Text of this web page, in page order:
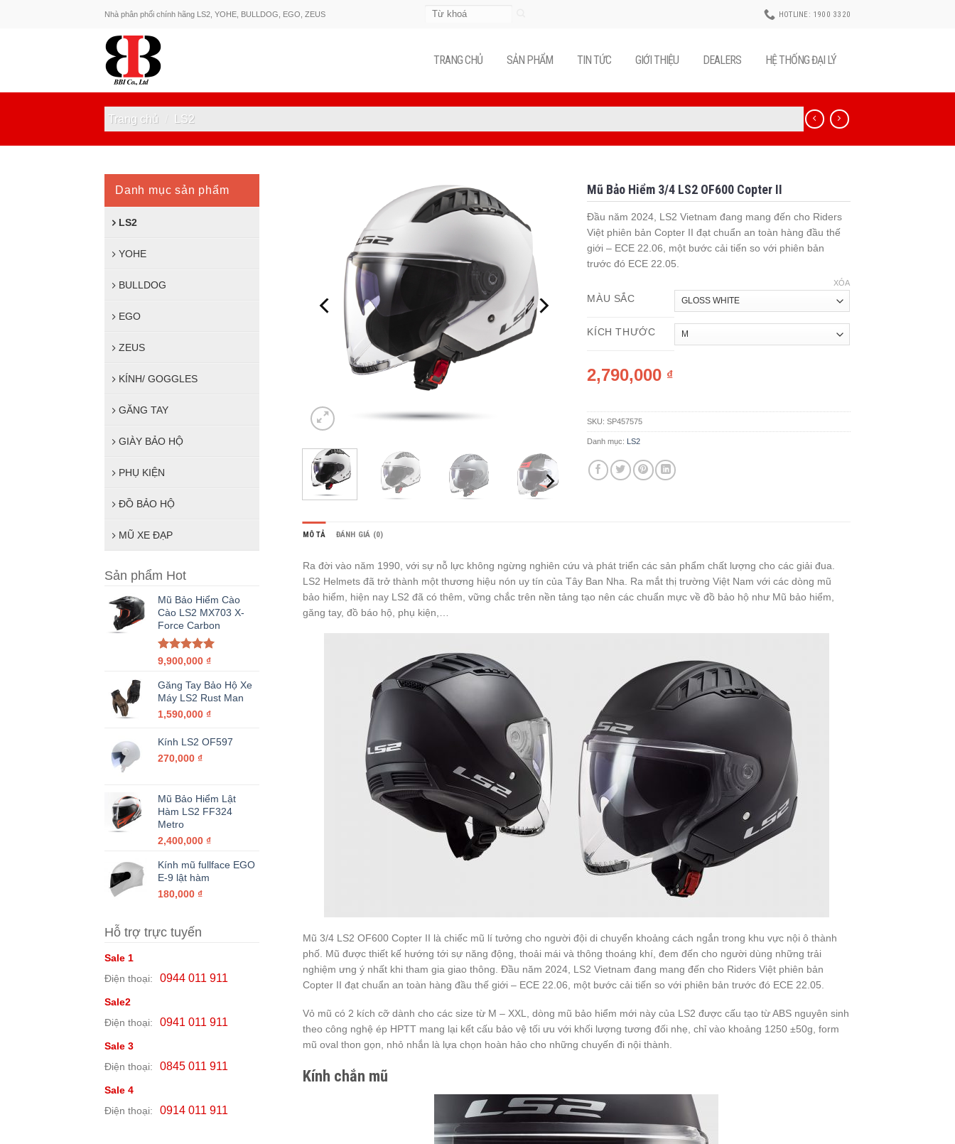
Nhà phân phối chính hãng LS2, YOHE, BULLDOG, EGO, ZEUS
Tìm
HOTLINE: 1900 3320
TRANG CHỦ SẢN PHẨM TIN TỨC GIỚI THIỆU DEALERS HỆ THỐNG ĐẠI LÝ
Trang chủ LS2
Danh mục sản phẩm
LS2
YOHE
BULLDOG
EGO
ZEUS
KÍNH/ GOGGLES
GĂNG TAY
GIÀY BẢO HỘ
PHỤ KIỆN
ĐỒ BẢO HỘ
MŨ XE ĐẠP
Sản phẩm Hot
Mũ Bảo Hiểm Cào
Cào LS2 MX703 X-
Force Carbon
Được xếp
5 sao
9,900,000 ₫
Găng Tay Bảo Hộ Xe
Máy LS2 Rust Man
1,590,000 ₫
Kính LS2 OF597
270,000 ₫
Mũ Bảo Hiểm Lật
Hàm LS2 FF324
Metro
2,400,000 ₫
Kính mũ fullface EGO
E-9 lật hàm
180,000 ₫
Hỗ trợ trực tuyến
Sale 1
Điện thoại:
0944 011 911
Sale2
Điện thoại:
0941 011 911
Sale 3
Điện thoại:
0845 011 911
Sale 4
Điện thoại:
0914 011 911
Mũ Bảo Hiểm 3/4 LS2 OF600 Copter II
Đầu năm 2024, LS2 Vietnam đang mang đến cho Riders
Việt phiên bản Copter II đạt chuẩn an toàn hàng đầu thế
giới – ECE 22.06, một bước cải tiến so với phiên bản
trước đó ECE 22.05.
MÀU SẮC
KÍCH THƯỚC
XÓA
2,790,000 ₫
SKU:SP457575
Danh mục: LS2
MÔ TẢ ĐÁNH GIÁ (0)
Ra đời vào năm 1990, với sự nỗ lực không ngừng nghiên cứu và phát triển các sản phẩm chất lượng cho các giải đua.
LS2 Helmets đã trở thành một thương hiệu nón uy tín của Tây Ban Nha. Ra mắt thị trường Việt Nam với các dòng mũ
bảo hiểm, hiện nay LS2 đã có thêm, vững chắc trên nền tảng tạo nên các chuẩn mực về đồ bảo hộ như Mũ bảo hiểm,
găng tay, đồ báo hộ, phụ kiện,…
Mũ 3/4 LS2 OF600 Copter II là chiếc mũ lí tưởng cho người đội di chuyển khoảng cách ngắn trong khu vực nội ô thành
phố. Mũ được thiết kế hướng tới sự năng động, thoải mái và thông thoáng khí, đem đến cho người dùng những trải
nghiệm ưng ý nhất khi tham gia giao thông. Đầu năm 2024, LS2 Vietnam đang mang đến cho Riders Việt phiên bản
Copter II đạt chuẩn an toàn hàng đầu thế giới – ECE 22.06, một bước cải tiến so với phiên bản trước đó ECE 22.05.
Vỏ mũ có 2 kích cỡ dành cho các size từ M – XXL, dòng mũ bảo hiểm mới này của LS2 được cấu tạo từ ABS nguyên sinh
theo công nghệ ép HPTT mang lại kết cấu bảo vệ tối ưu với khối lượng tương đối nhẹ, chỉ vào khoảng 1250 ±50g, form
mũ oval thon gọn, nhỏ nhắn là lựa chọn hoàn hảo cho những chuyến đi nội thành.
Kính chắn mũ